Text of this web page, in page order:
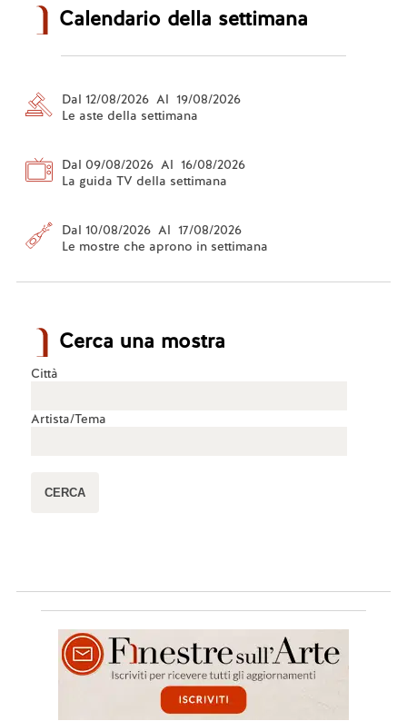
Calendario della settimana
Dal 12/08/2026 Al 19/08/2026
Le aste della settimana
Dal 09/08/2026 Al 16/08/2026
La guida TV della settimana
Dal 10/08/2026 Al 17/08/2026
Le mostre che aprono in settimana
Cerca una mostra
Città
Artista/Tema